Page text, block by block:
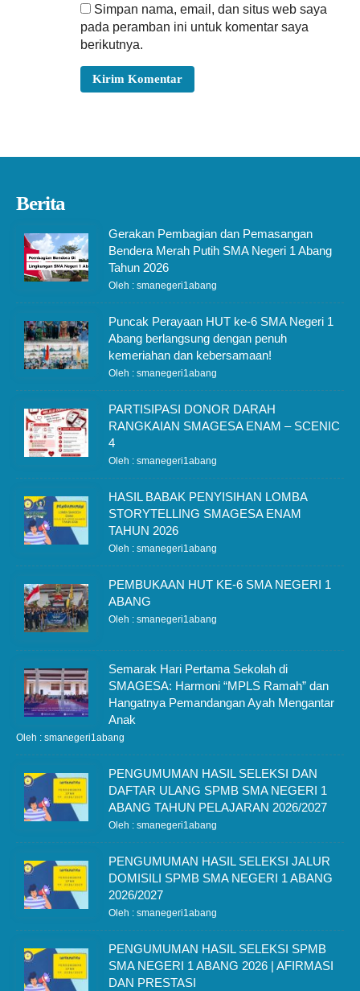
Simpan nama, email, dan situs web saya
pada peramban ini untuk komentar saya
berikutnya.
Berita
Gerakan Pembagian dan Pemasangan
Bendera Merah Putih SMA Negeri 1 Abang
Tahun 2026
Oleh : smanegeri1abang
Puncak Perayaan HUT ke-6 SMA Negeri 1
Abang berlangsung dengan penuh
kemeriahan dan kebersamaan!
Oleh : smanegeri1abang
PARTISIPASI DONOR DARAH
RANGKAIAN SMAGESA ENAM – SCENIC
4
Oleh : smanegeri1abang
HASIL BABAK PENYISIHAN LOMBA
STORYTELLING SMAGESA ENAM
TAHUN 2026
Oleh : smanegeri1abang
PEMBUKAAN HUT KE-6 SMA NEGERI 1
ABANG
Oleh : smanegeri1abang
Semarak Hari Pertama Sekolah di
SMAGESA: Harmoni “MPLS Ramah” dan
Hangatnya Pemandangan Ayah Mengantar
Anak
Oleh : smanegeri1abang
PENGUMUMAN HASIL SELEKSI DAN
DAFTAR ULANG SPMB SMA NEGERI 1
ABANG TAHUN PELAJARAN 2026/2027
Oleh : smanegeri1abang
PENGUMUMAN HASIL SELEKSI JALUR
DOMISILI SPMB SMA NEGERI 1 ABANG
2026/2027
Oleh : smanegeri1abang
PENGUMUMAN HASIL SELEKSI SPMB
SMA NEGERI 1 ABANG 2026 | AFIRMASI
DAN PRESTASI